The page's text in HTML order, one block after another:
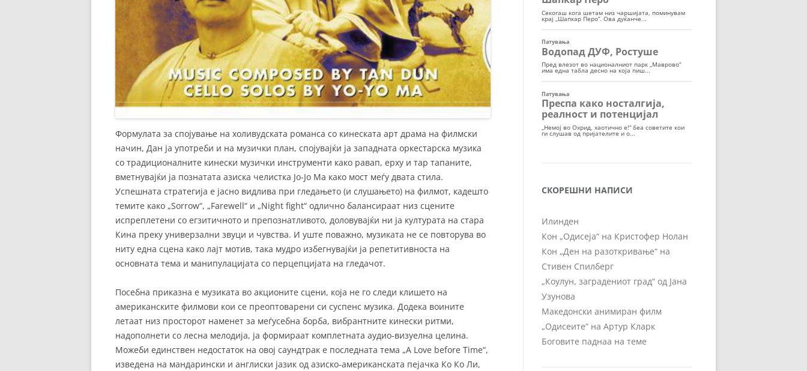
Формулата за спојување на холивудската романса со кинеската арт драма на филмски
начин, Дан ја употреби и на музички план, спојувајќи ја западната оркестарска музика
со традиционалните кинески музички инструменти како равап, ерху и тар тапаните,
вметнувајќи ја познатата азиска челистка Јо-Јо Ма како мост меѓу двата стила.
Успешната стратегија е јасно видлива при гледањето (и слушањето) на филмот, кадешто
темите како „Sorrow“, „Farewell“ и „Night fight“ одлично балансираат низ сцените
испреплетени со егзитичното и препознатливото, доловувајќи ни ја културата на стара
Кина преку универзални звуци и чувства. И уште поважно, музиката не се повторува во
ниту една сцена како лајт мотив, така мудро избегнувајќи ја репетитивноста на
основната тема и манипулацијата со перцепцијата на гледачот.
Посебна приказна е музиката во акционите сцени, која не го следи клишето на
американските филмови кои се преоптоварени си суспенс музика. Додека воините
летаат низ просторот наменет за меѓусебна борба, вибрантните кинески ритми,
надополнети со лесна мелодија, ја формираат комплетната аудио-визуелна целина.
Можеби единствен недостаток на овој саундтрак е последната тема „A Love before Time“,
изведена на мандарински и англиски јазик од азиско-американската пејачка Ко Ко Ли,
СКОРЕШНИ НАПИСИ
Илинден
Кон „Одисеја“ на Кристофер Нолан
Кон „Ден на разоткривање“ на
Стивен Спилберг
„Коулун, заградениот град“ од Јана
Узунова
Македонски анимиран филм
„Одисеите“ на Артур Кларк
Боговите паднаа на теме